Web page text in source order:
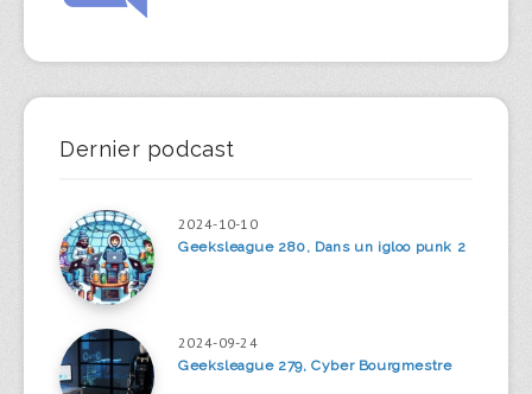
Dernier podcast
2024-10-10
Geeksleague 280, Dans un igloo punk 2
2024-09-24
Geeksleague 279, Cyber Bourgmestre